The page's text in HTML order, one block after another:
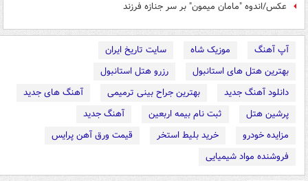
عکس/اندوه "مامان میمون" بر سر جنازه فرزند
آپ آهنگ موزیک شاه
سایت تاریخ ایران
بهترین هتل های استانبول
رزرو هتل استانبول
دانلود آهنگ جدید
بهترین جراح بینی ترمیمی
آهنگ های جدید
پرشین هتل
ثبت نام بیمه اربعین
آهنگ جدید
مزایده خودرو
خرید بلیط استخر
قیمت ورق آهن پرایس
فروشنده مواد شیمیایی